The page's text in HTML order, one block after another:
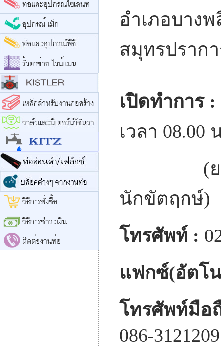
อำเภอบาง
สมุทรปราก
เปิดทำการ :
เวลา 08.00
(ยกเว้
นักขัตฤกษ์)
โทรศัพท์ :
แฟกซ์(อัตโ
โทรศัพท์มือ
086-